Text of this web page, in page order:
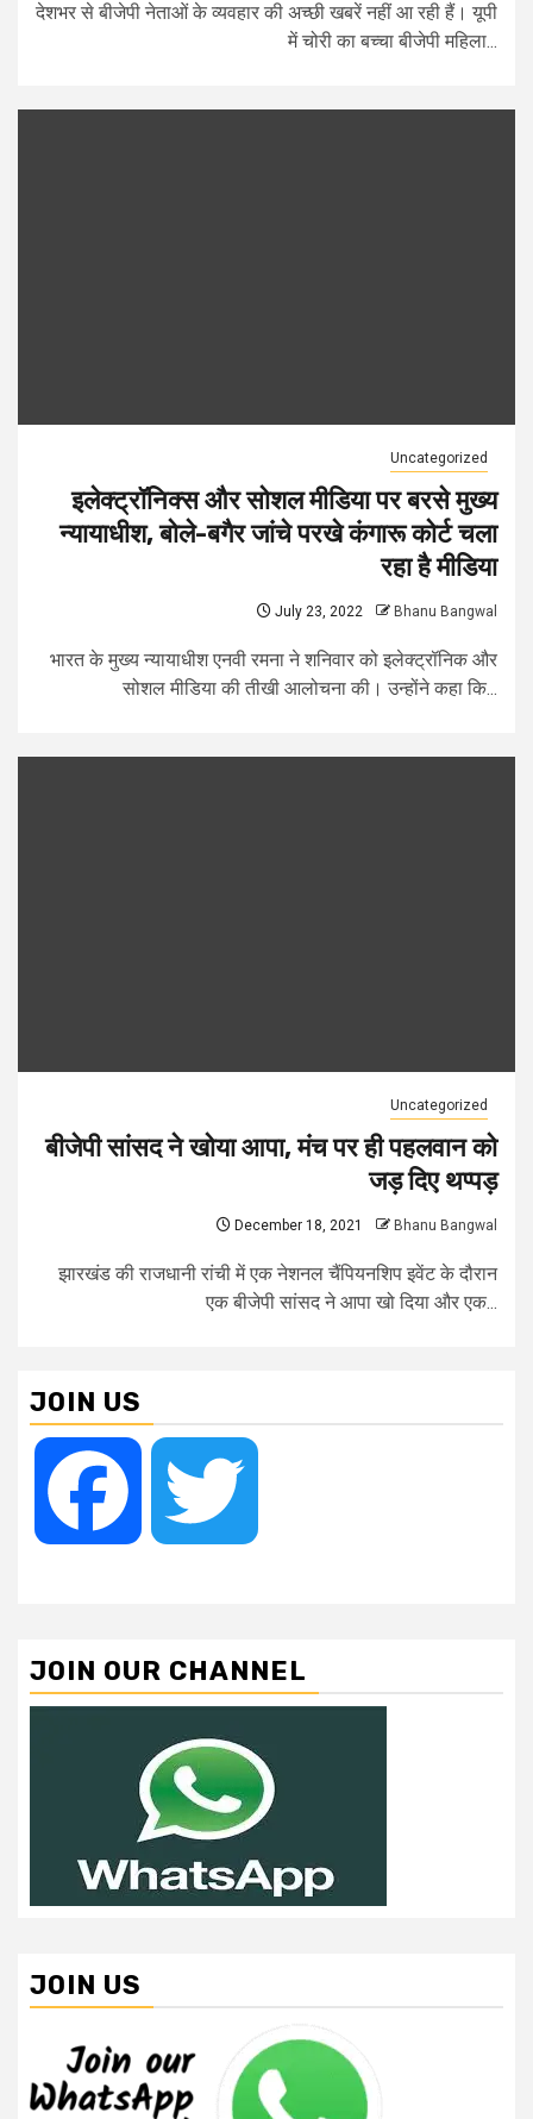
देशभर से बीजेपी नेताओं के व्यवहार की अच्छी खबरें नहीं आ रही हैं। यूपी
में चोरी का बच्चा बीजेपी महिला...
Uncategorized
इलेक्ट्रॉनिक्स और सोशल मीडिया पर बरसे मुख्य
न्यायाधीश, बोले-बगैर जांचे परखे कंगारू कोर्ट चला
रहा है मीडिया
July 23, 2022 Bhanu Bangwal
भारत के मुख्य न्यायाधीश एनवी रमना ने शनिवार को इलेक्ट्रॉनिक और
सोशल मीडिया की तीखी आलोचना की। उन्होंने कहा कि...
Uncategorized
बीजेपी सांसद ने खोया आपा, मंच पर ही पहलवान को
जड़ दिए थप्पड़
December 18, 2021 Bhanu Bangwal
झारखंड की राजधानी रांची में एक नेशनल चैंपियनशिप इवेंट के दौरान
एक बीजेपी सांसद ने आपा खो दिया और एक...
JOIN US
Facebook
JOIN OUR CHANNEL
JOIN US